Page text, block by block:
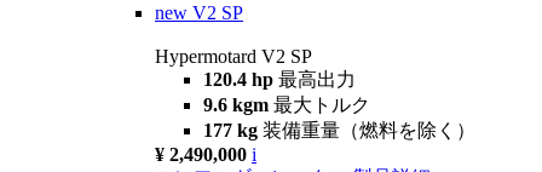
new V2 SP
Hypermotard V2 SP
120.4 hp 最高出力
9.6 kgm 最大トルク
177 kg 装備重量（燃料を除く）
¥ 2,490,000 i